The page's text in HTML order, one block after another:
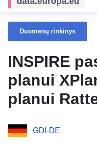
Duomenų rinkinys
INSPIRE
planui
planui
5.0.1)
GDI-DE